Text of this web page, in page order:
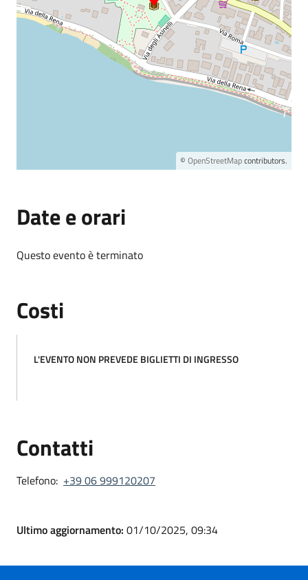
© OpenStreetMapcontributors.
Date e orari
Questo evento è terminato
Costi
L'EVENTO NON PREVEDE BIGLIETTI DI INGRESSO
Contatti
Telefono: +39 06 999120207
Ultimo aggiornamento: 01/10/2025, 09:34